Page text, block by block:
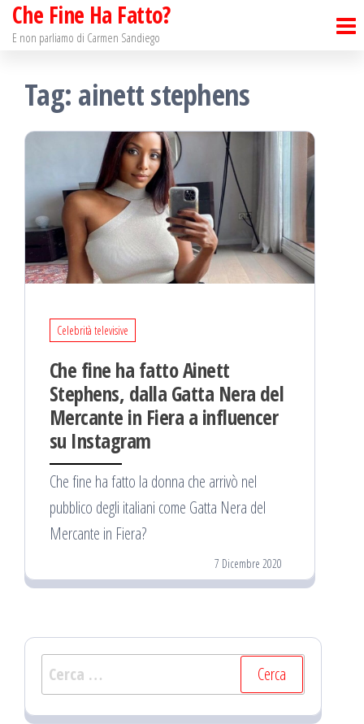
SaltaChe Fine Ha Fatto?
E non parliamo di Carmen Sandiego
Tag: ainett stephens
Celebrità televisive
Che fine ha fatto Ainett
Stephens, dalla Gatta Nera del
Mercante in Fiera a influencer
su Instagram
Che fine ha fatto la donna che arrivò nel
pubblico degli italiani come Gatta Nera del
Mercante in Fiera?
7 Dicembre 2020
Ricerca
per: